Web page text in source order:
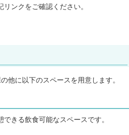
ンクをご確認ください。
他に以下のスペースを用意します。
きる飲食可能なスペースです。